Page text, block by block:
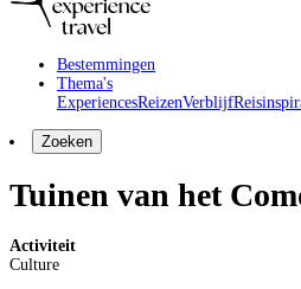
Bestemmingen
Thema's
ExperiencesReizenVerblijf
Zoeken
Tuinen van het
Activiteit
Culture